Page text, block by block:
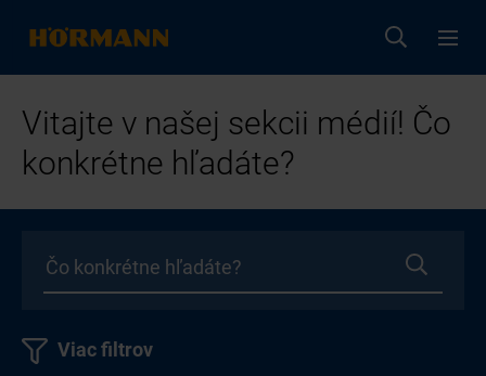
Vitajte v našej sekcii médií! Čo
konkrétne hľadáte?
Viac filtrov